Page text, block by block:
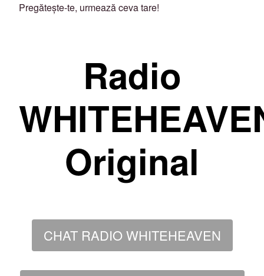
Pregătește-te, urmează ceva tare!
Radio
Original
CHAT RADIO WHITEHEAVEN